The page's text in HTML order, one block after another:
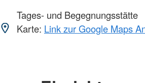
Tages- und Begegnungsstätte
Karte: Link zur Google Maps